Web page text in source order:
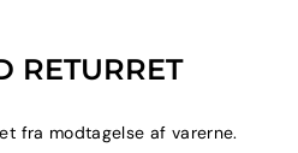
RETURRET
fra modtagelse af varerne.